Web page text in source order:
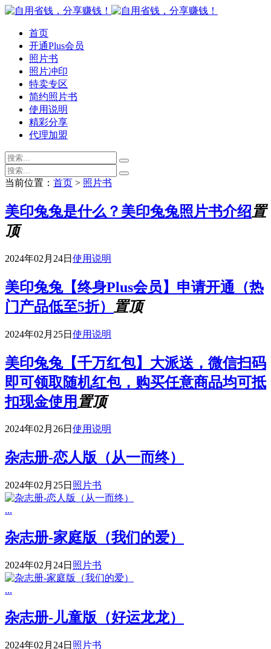
首页
开通Plus会员
照片书
照片冲印
特卖专区
简约照片书
使用说明
精彩分享
代理加盟
当前位置： 首页 > 照片书
美印兔兔是什么？美印兔兔照片书介绍置
顶
2024年02月24日 使用说明
美印兔兔【终身Plus会员】申请开通（热
门产品低至5折）
置顶
2024年02月25日 使用说明
美印兔兔【千万红包】大派送，微信扫码
即可领取随机红包，购买任意商品均可抵
扣现金使用 置顶
2024年02月26日 使用说明
杂志册-恋人版（从一而终）
2024年02月25日 照片书
...
杂志册-家庭版（我们的爱）
2024年02月24日 照片书
...
杂志册-儿童版（好运龙龙）
2024年02月24日 照片书